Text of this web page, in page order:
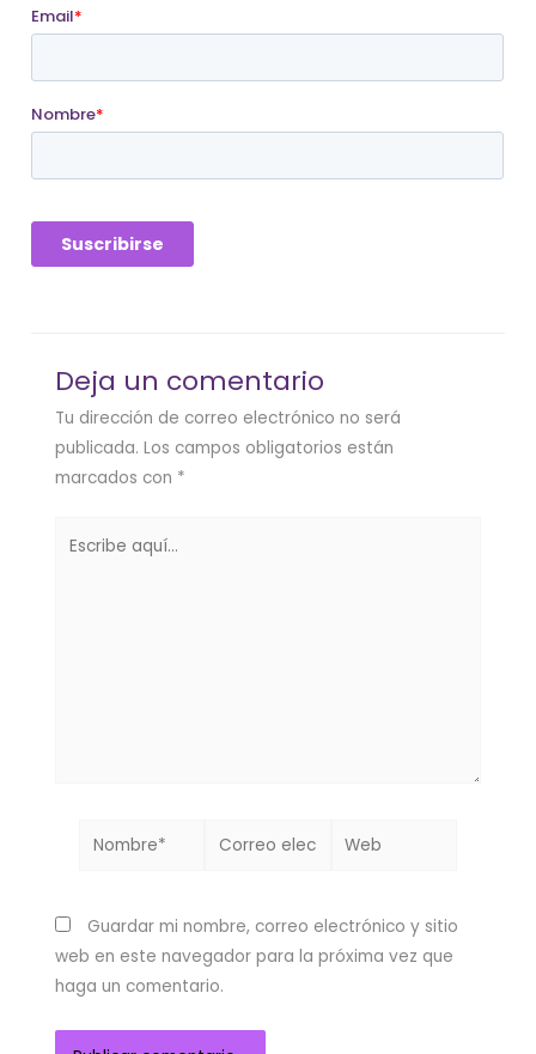
Deja un comentario
Tu dirección de correo electrónico no será
publicada. Los campos obligatorios están
marcados con *
Guardar mi nombre, correo electrónico y sitio
web en este navegador para la próxima vez que
haga un comentario.